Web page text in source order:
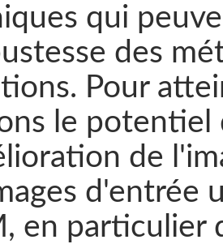
qui
des
Pour
le potentiel
de
d'entrée
en particulier